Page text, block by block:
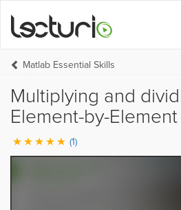
Matlab Essential Skills
Multiplying and
Element-by-Element
(1)